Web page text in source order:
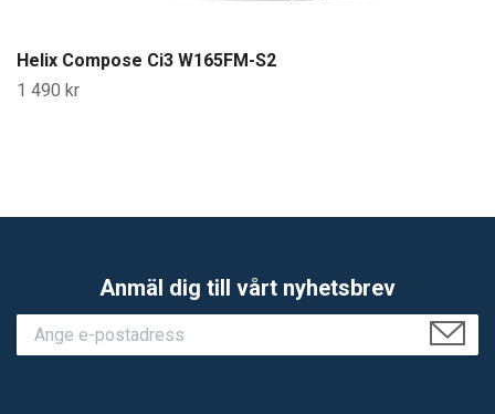
Helix Compose Ci3 W165FM-S2
1 490 kr
Anmäl dig till vårt nyhetsbrev